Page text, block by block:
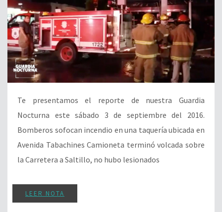
Te presentamos el reporte de nuestra Guardia
Nocturna este sábado 3 de septiembre del 2016.
Bomberos sofocan incendio en una taquería ubicada en
Avenida Tabachines Camioneta terminó volcada sobre
la Carretera a Saltillo, no hubo lesionados
LEER NOTA